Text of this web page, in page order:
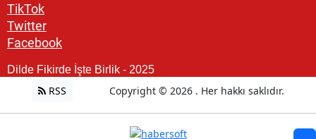
TikTok
Twitter
Facebook
Dilde Fikirde İşte Birlik - 2025
RSS Copyright © 2026 . Her hakkı saklıdır.